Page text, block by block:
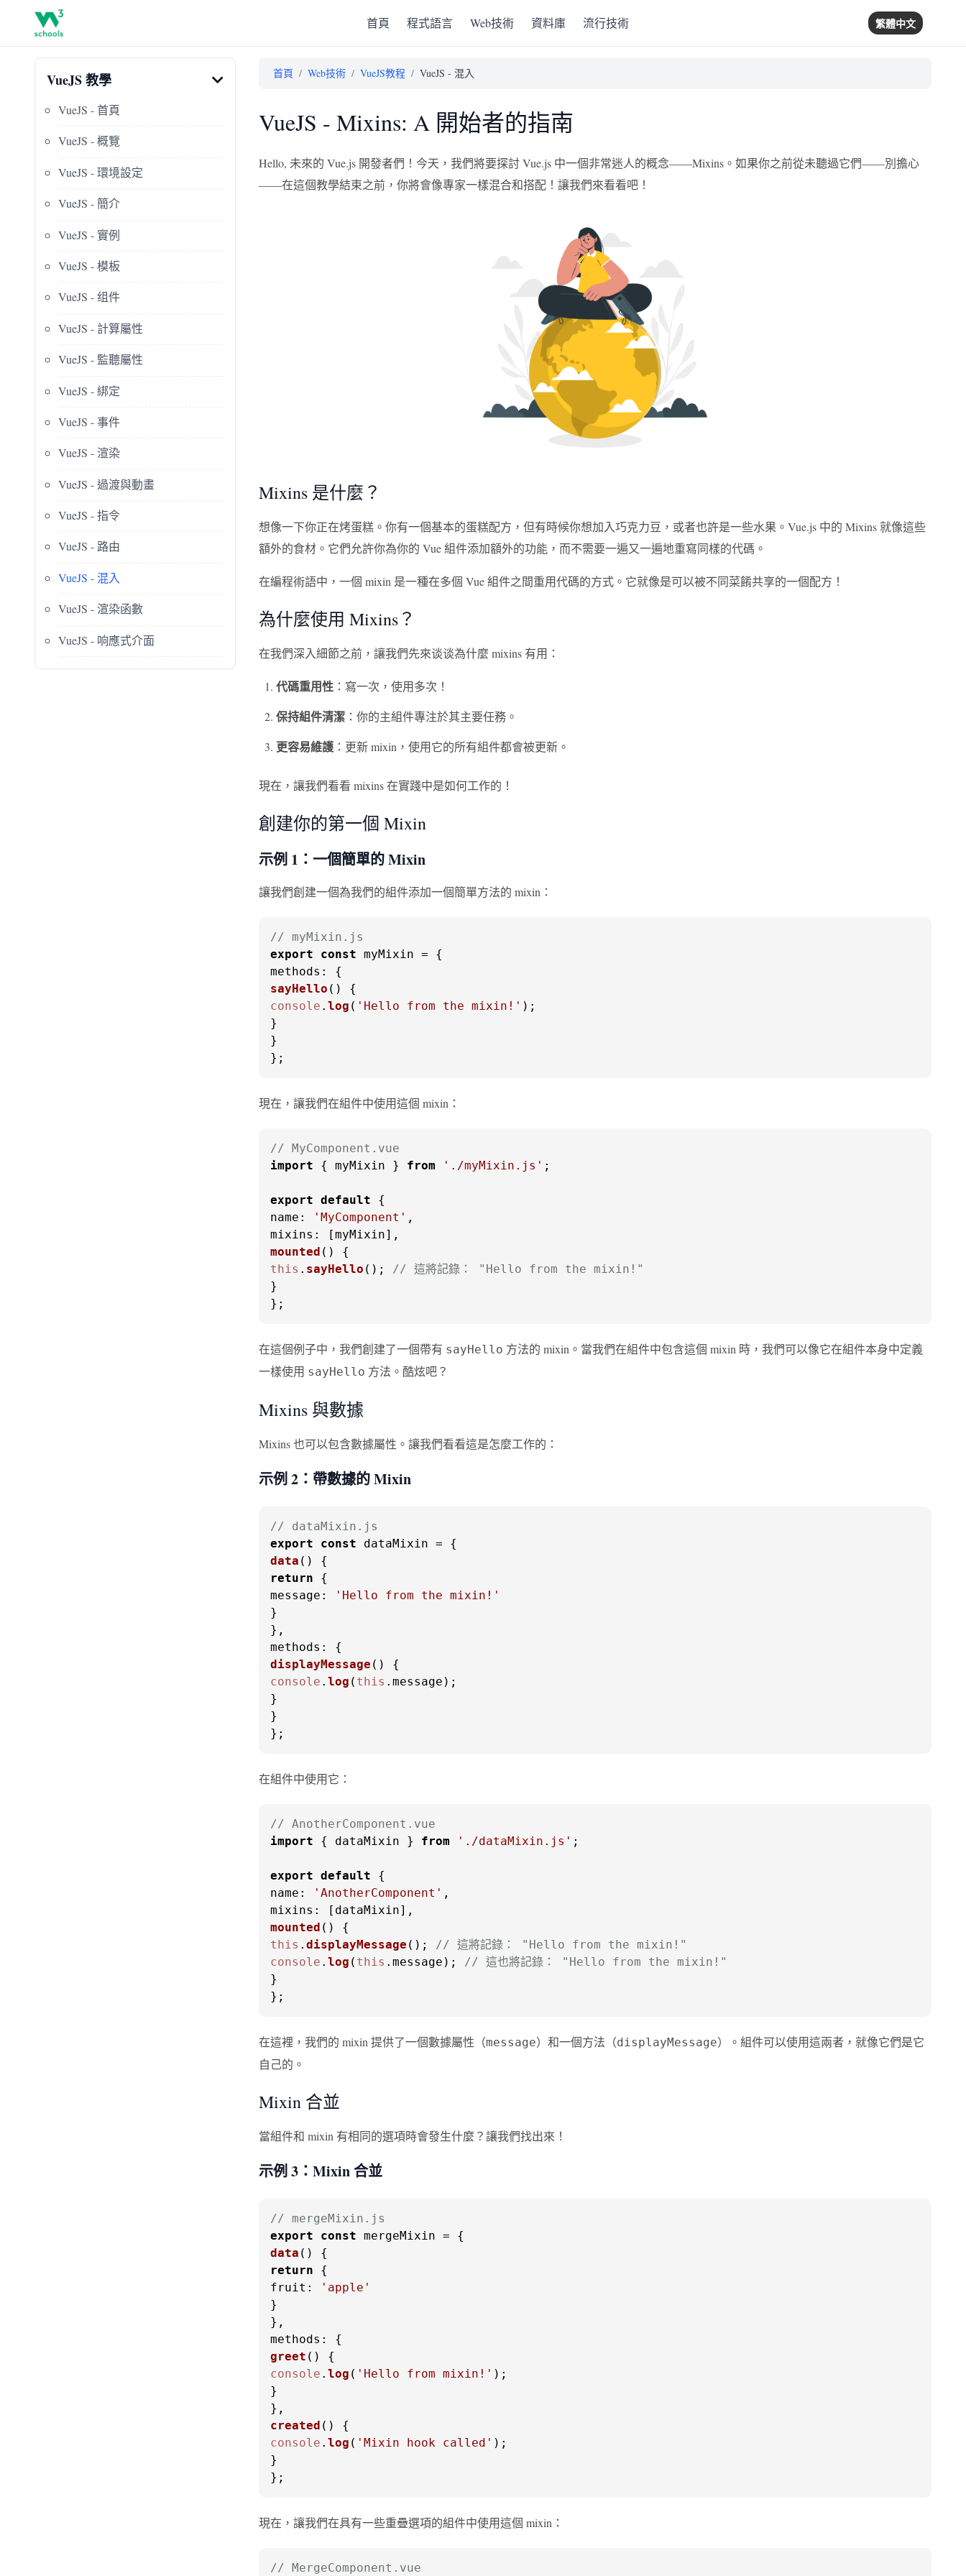
首頁 程式語言 Web技術 資料庫 流行技術 繁體中文
VueJS 教學
VueJS - 首頁
VueJS - 概覽
VueJS - 環境設定
VueJS - 簡介
VueJS - 實例
VueJS - 模板
VueJS - 组件
VueJS - 計算屬性
VueJS - 監聽屬性
VueJS - 綁定
VueJS - 事件
VueJS - 渲染
VueJS - 過渡與動畫
VueJS - 指令
VueJS - 路由
VueJS - 混入
VueJS - 渲染函數
VueJS - 响應式介面
首頁 / Web技術 / VueJS教程 / VueJS - 混入
VueJS - Mixins: A 開始者的指南
Hello, 未來的 Vue.js 開發者們！今天，我們將要探討 Vue.js 中一個非常迷人的概念——Mixins。如果你之前從未聽過它們——別擔心
——在這個教學結束之前，你將會像專家一樣混合和搭配！讓我們來看看吧！
Mixins 是什麼？
想像一下你正在烤蛋糕。你有一個基本的蛋糕配方，但有時候你想加入巧克力豆，或者也許是一些水果。Vue.js 中的 Mixins 就像這些
額外的食材。它們允許你為你的 Vue 組件添加額外的功能，而不需要一遍又一遍地重寫同樣的代碼。
在編程術語中，一個 mixin 是一種在多個 Vue 組件之間重用代碼的方式。它就像是可以被不同菜餚共享的一個配方！
為什麼使用 Mixins？
在我們深入細節之前，讓我們先來谈谈為什麼 mixins 有用：
代碼重用性 ：寫一次，使用多次！
保持組件清潔 ：你的主組件專注於其主要任務。
更容易維護 ：更新 mixin，使用它的所有組件都會被更新。
現在，讓我們看看 mixins 在實踐中是如何工作的！
創建你的第一個 Mixin
示例 1：一個簡單的 Mixin
讓我們創建一個為我們的組件添加一個簡單方法的 mixin：
// myMixin.js
export
const
methods
sayHello (
console . log ( 'Hello from the mixin!' );
}
}
};
現在，讓我們在組件中使用這個 mixin：
// MyComponent.vue
import { myMixin } from './myMixin.js' ;
export default
name : 'MyComponent'
mixins
mounted (
this . sayHello (); // 這將記錄： "Hello from the mixin!"
}
};
在這個例子中，我們創建了一個帶有 sayHello 方法的 mixin。當我們在組件中包含這個 mixin 時，我們可以像它在組件本身中定義
一樣使用 sayHello 方法。酷炫吧？
Mixins 與數據
Mixins 也可以包含數據屬性。讓我們看看這是怎麼工作的：
示例 2：帶數據的 Mixin
// dataMixin.js
export
const
data (
return
message :
'Hello from the mixin!'
}
methods
displayMessage (
console . log ( this . message );
}
}
};
在組件中使用它：
// AnotherComponent.vue
import { dataMixin } from './dataMixin.js' ;
export default
name : 'AnotherComponent'
mixins
mounted (
this . displayMessage (); // 這將記錄： "Hello from the mixin!"
console . log ( this . message ); // 這也將記錄： "Hello from the mixin!"
}
};
在這裡，我們的 mixin 提供了一個數據屬性（message）和一個方法（displayMessage）。組件可以使用這兩者，就像它們是它
自己的。
Mixin 合並
當組件和 mixin 有相同的選項時會發生什麼？讓我們找出來！
示例 3：Mixin 合並
// mergeMixin.js
export
const
data (
return
fruit :
'apple'
}
methods
greet (
console . log ( 'Hello from mixin!' );
}
created (
console . log ( 'Mixin hook called' );
}
};
現在，讓我們在具有一些重疊選項的組件中使用這個 mixin：
// MergeComponent.vue